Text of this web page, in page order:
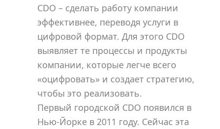
CDO – сделать работу компании
эффективнее, переводя услуги в
цифровой формат. Для этого CDO
выявляет те процессы и продукты
компании, которые легче всего
«оцифровать» и создает стратегию,
чтобы это реализовать.
Первый городской CDO появился в
Нью-Йорке в 2011 году. Сейчас эта